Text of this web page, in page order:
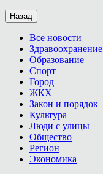
Назад
Все новости
Здравоохранение
Образование
Спорт
Город
ЖКХ
Закон и порядок
Культура
Люди с улицы
Общество
Регион
Экономика